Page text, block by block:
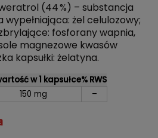
(44 %) – substancja
żel celulozowy;
fosforany wapnia,
magnezowe kwasów
kapsułki: żelatyna.
w 1 kapsułce% RWS
150 mg –